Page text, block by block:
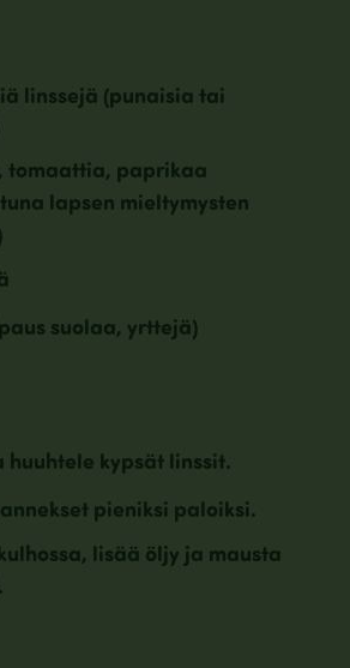
linssejä (punaisia tai
tomaattia, paprikaa
lapsen mieltymysten
suolaa, yrttejä)
huuhtele kypsät linssit.
pieniksi paloiksi.
lisää öljy ja mausta